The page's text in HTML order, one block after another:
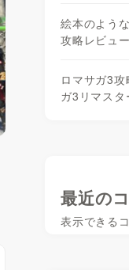
絵本のよう
攻略レビュー
ロマサガ3
ガ3リマス
最近の
表示できる